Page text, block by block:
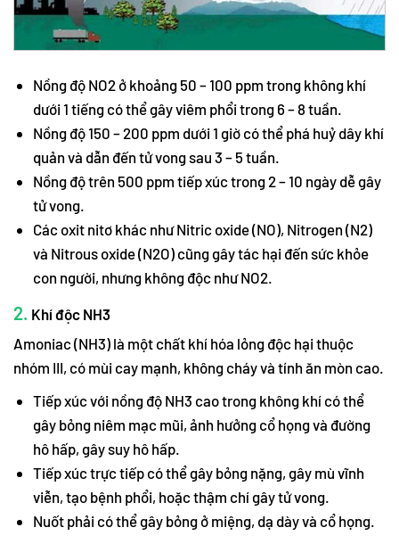
Nồng độ NO2 ở khoảng 50 – 100 ppm trong không khí
dưới 1 tiếng có thể gây viêm phổi trong 6 – 8 tuần.
Nồng độ 150 – 200 ppm dưới 1 giờ có thể phá huỷ dây khí
quản và dẫn đến tử vong sau 3 – 5 tuần.
Nồng độ trên 500 ppm tiếp xúc trong 2 – 10 ngày dễ gây
tử vong.
Các oxit nitơ khác như Nitric oxide (NO), Nitrogen (N2)
và Nitrous oxide (N2O) cũng gây tác hại đến sức khỏe
con người, nhưng không độc như NO2.
2. Khí độc NH3
Amoniac (NH3) là một chất khí hóa lỏng độc hại thuộc
nhóm III, có mùi cay mạnh, không cháy và tính ăn mòn cao.
Tiếp xúc với nồng độ NH3 cao trong không khí có thể
gây bỏng niêm mạc mũi, ảnh hưởng cổ họng và đường
hô hấp, gây suy hô hấp.
Tiếp xúc trực tiếp có thể gây bỏng nặng, gây mù vĩnh
viễn, tạo bệnh phổi, hoặc thậm chí gây tử vong.
Nuốt phải có thể gây bỏng ở miệng, dạ dày và cổ họng.